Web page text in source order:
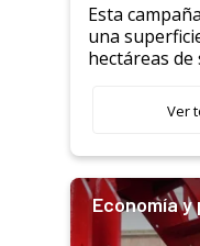
Esta
una
hectáreas de
variedades
salto
Ver
Economía